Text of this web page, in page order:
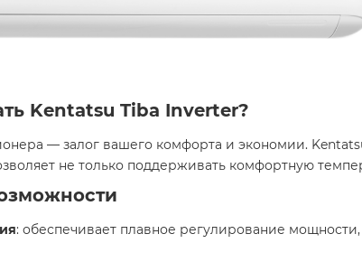
Kentatsu Tiba Inverter?
— залог вашего комфорта и экономии.
не только поддерживать комфортную
: обеспечивает плавное регулирование